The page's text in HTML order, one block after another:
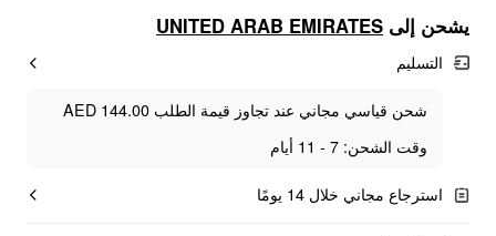
يشحن إلى UNITED ARAB EMIRATES
التسليم
شحن قياسي مجاني عند تجاوز قيمة الطلب AED 144.00
وقت الشحن: 7 - 11 أيام
استرجاع مجاني خلال 14 يومًا